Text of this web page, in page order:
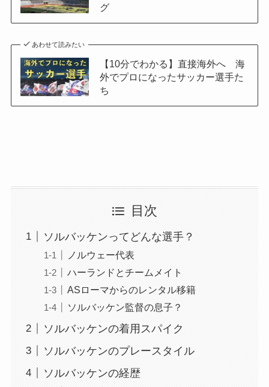
グ
あわせて読みたい
【10分でわかる】直接海外へ 海
外でプロになったサッカー選手た
ち
目次
ソルバッケンってどんな選手？
ノルウェー代表
ハーランドとチームメイト
ASローマからのレンタル移籍
ソルバッケン監督の息子？
ソルバッケンの着用スパイク
ソルバッケンのプレースタイル
ソルバッケンの経歴